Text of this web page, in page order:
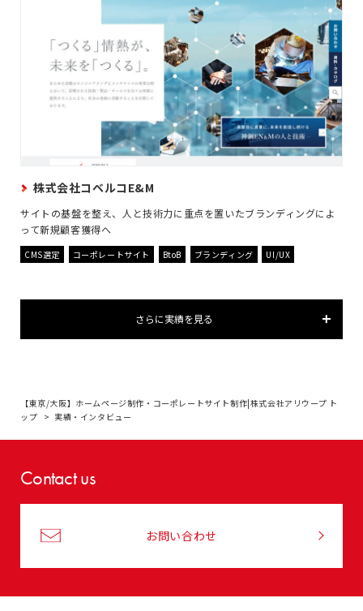
株式会社コベルコE&M
サイトの基盤を整え、人と技術力に重点を置いたブランディングによ
って新規顧客獲得へ
CMS選定 コーポレートサイト BtoB ブランディング UI/UX
さらに実績を見る
【東京/大阪】ホームページ制作・コーポレートサイト制作|株式会社アリウープ ト
ップ
実績・インタビュー
Contact us
お問い合わせ